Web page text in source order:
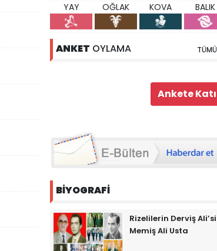
YAY OĞLAK KOVA BALIK
ANKET OYLAMA TÜMÜ
BİYOGRAFİ
Rizelilerin Derviş Ali’si
Memiş Ali Usta